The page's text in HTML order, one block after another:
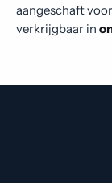
aangeschaft
verkrijgbaar in